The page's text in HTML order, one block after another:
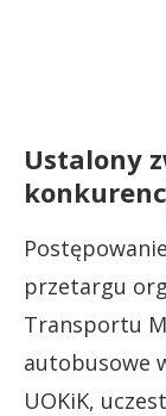
Ustalony
przetargu
Transportu
autobusowe
UOKiK,